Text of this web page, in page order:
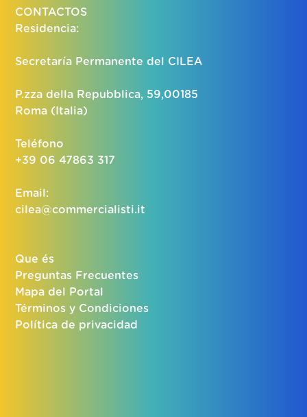
CONTACTOS
Residencia:
Secretaría Permanente del CILEA
P.zza della Repubblica, 59,00185
Roma (Italia)
Teléfono
+39 06 47863 317
Email:
cilea@commercialisti.it
Que és
Preguntas Frecuentes
Mapa del Portal
Términos y Condiciones
Política de privacidad